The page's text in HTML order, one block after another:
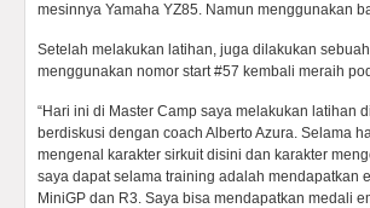
mesinnya Yamaha YZ85. Namun menggunakan
Setelah melakukan latihan, juga dilakukan
menggunakan nomor start #57 kembali meraih
“Hari ini di Master Camp saya melakukan latihan
berdiskusi dengan coach Alberto Azura. Selama
mengenal karakter sirkuit disini dan karakter
saya dapat selama training adalah mendapatkan
MiniGP dan R3. Saya bisa mendapatkan medali